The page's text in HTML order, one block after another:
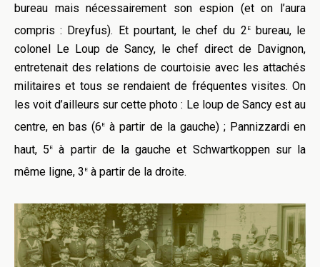
bureau mais nécessairement son espion (et on l’aura
compris : Dreyfus). Et pourtant, le chef du 2ebureau, le
colonel Le Loup de Sancy, le chef direct de Davignon,
entretenait des relations de courtoisie avec les attachés
militaires et tous se rendaient de fréquentes visites. On
les voit d’ailleurs sur cette photo : Le loup de Sancy est au
centre, en bas (6e à partir de la gauche) ; Pannizzardi en
haut, 5e à partir de la gauche et Schwartkoppen sur la
même ligne, 3 e à partir de la droite.